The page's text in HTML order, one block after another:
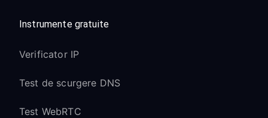
Instrumente gratuite
Verificator IP
Test de scurgere DNS
Test WebRTC